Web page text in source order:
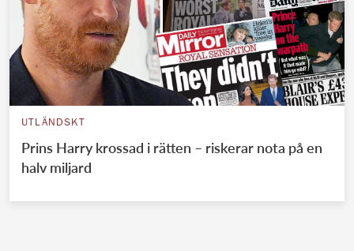
UTLÄNDSKT
Prins Harry krossad i rätten – riskerar nota på en
halv miljard